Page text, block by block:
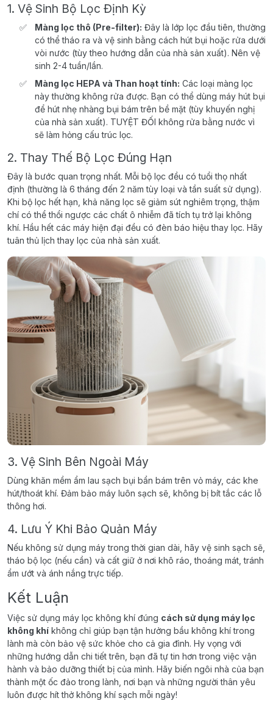
1. Vệ Sinh Bộ Lọc Định Kỳ
Màng lọc thô (Pre-filter): Đây là lớp lọc đầu tiên, thường
có thể tháo ra và vệ sinh bằng cách hút bụi hoặc rửa dưới
vòi nước (tùy theo hướng dẫn của nhà sản xuất). Nên vệ
sinh 2-4 tuần/lần.
Màng lọc HEPA và Than hoạt tính: Các loại màng lọc
này thường không rửa được. Bạn có thể dùng máy hút bụi
để hút nhẹ nhàng bụi bám trên bề mặt (tùy khuyến nghị
của nhà sản xuất). TUYỆT ĐỐI không rửa bằng nước vì
sẽ làm hỏng cấu trúc lọc.
2. Thay Thế Bộ Lọc Đúng Hạn
Đây là bước quan trọng nhất. Mỗi bộ lọc đều có tuổi thọ nhất
định (thường là 6 tháng đến 2 năm tùy loại và tần suất sử dụng).
Khi bộ lọc hết hạn, khả năng lọc sẽ giảm sút nghiêm trọng, thậm
chí có thể thổi ngược các chất ô nhiễm đã tích tụ trở lại không
khí. Hầu hết các máy hiện đại đều có đèn báo hiệu thay lọc. Hãy
tuân thủ lịch thay lọc của nhà sản xuất.
3. Vệ Sinh Bên Ngoài Máy
Dùng khăn mềm ẩm lau sạch bụi bẩn bám trên vỏ máy, các khe
hút/thoát khí. Đảm bảo máy luôn sạch sẽ, không bị bít tắc các lỗ
thông hơi.
4. Lưu Ý Khi Bảo Quản Máy
Nếu không sử dụng máy trong thời gian dài, hãy vệ sinh sạch sẽ,
tháo bộ lọc (nếu cần) và cất giữ ở nơi khô ráo, thoáng mát, tránh
ẩm ướt và ánh nắng trực tiếp.
Kết Luận
Việc sử dụng máy lọc không khí đúng cách sử dụng máy lọc
không khí không chỉ giúp bạn tận hưởng bầu không khí trong
lành mà còn bảo vệ sức khỏe cho cả gia đình. Hy vọng với
những hướng dẫn chi tiết trên, bạn đã tự tin hơn trong việc vận
hành và bảo dưỡng thiết bị của mình. Hãy biến ngôi nhà của bạn
thành một ốc đảo trong lành, nơi bạn và những người thân yêu
luôn được hít thở không khí sạch mỗi ngày!